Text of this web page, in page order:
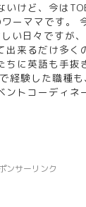
いけど、今は
ーママです。
い日々ですが
出来るだけ多く
ちに英語も手抜
経験した職種
ントコーディネ
ンサーリンク